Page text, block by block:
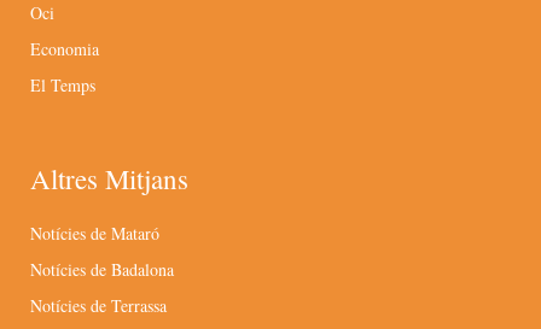
Oci
Economia
El Temps
Altres Mitjans
Notícies de Mataró
Notícies de Badalona
Notícies de Terrassa